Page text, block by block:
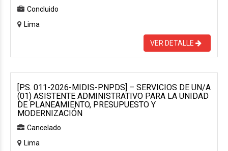
Concluido
Lima
VER DETALLE
[P.S. 011-2026-MIDIS-PNPDS] – SERVICIOS DE UN/A
(01) ASISTENTE ADMINISTRATIVO PARA LA UNIDAD
DE PLANEAMIENTO, PRESUPUESTO Y
MODERNIZACIÓN
Cancelado
Lima